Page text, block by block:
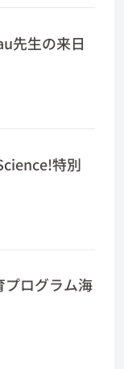
先生の来日
特別
プログラム海